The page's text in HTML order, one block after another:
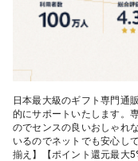
日本最大級のギフト専門通
的にサポートいたします。
のでセンスの良いおしゃれ
いるのでネットでも安心し
揃え】【ポイント還元最大